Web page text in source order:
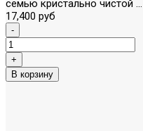
семью кристально чистой ...
17,400 руб